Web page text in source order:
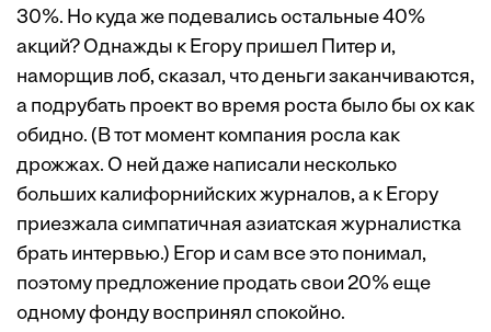
30%. Но куда же подевались остальные 40%
акций? Однажды к Егору пришел Питер и,
наморщив лоб, сказал, что деньги заканчиваются,
а подрубать проект во время роста было бы ох как
обидно. (В тот момент компания росла как
дрожжах. О ней даже написали несколько
больших калифорнийских журналов, а к Егору
приезжала симпатичная азиатская журналистка
брать интервью.) Егор и сам все это понимал,
поэтому предложение продать свои 20% еще
одному фонду воспринял спокойно.